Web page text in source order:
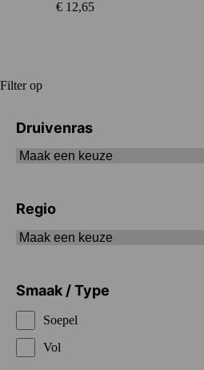
€ 12,65
Filter op
Druivenras
Regio
Smaak / Type
Soepel
Vol